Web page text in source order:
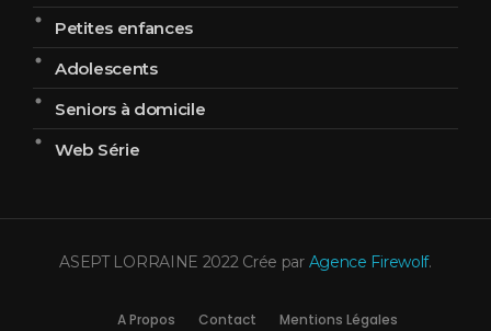
Petites enfances
Adolescents
Seniors à domicile
Web Série
ASEPT LORRAINE 2022 Crée par Agence Firewolf.
A Propos Contact Mentions Légales